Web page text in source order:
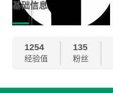
基础信息
1254
经验值
135
粉丝